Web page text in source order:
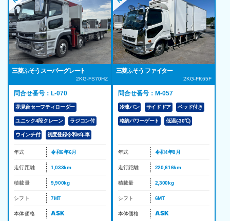
三菱ふそう スーパーグレート
2KG-FS70HZ
問合せ番号：L-070
花見台セーフティローダー
ユニック4段クレーン ラジコン付
ウインチ付 初度登録令和6年車
年式 令和6年6月
走行距離 1,033km
積載量 9,900kg
シフト 7MT
本体価格 ASK
三菱ふそう ファイター
2KG-FK65F
問合せ番号：M-057
冷凍バン サイドドア ベッド付き
格納パワーゲート 低温(-30℃)
年式 令和4年8月
走行距離 220,616km
積載量 2,300kg
シフト 6MT
本体価格 ASK